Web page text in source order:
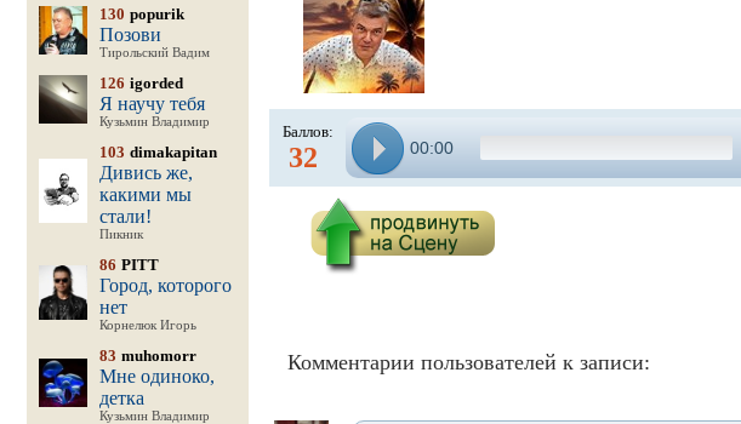
130 popurik
Позови
Тирольский Вадим
126 igorded
Я научу тебя
Кузьмин Владимир
103 dimakapitan
Дивись же,
какими мы
стали!
Пикник
86 PITT
Город, которого
нет
Корнелюк Игорь
83 muhomorr
Мне одиноко,
детка
Кузьмин Владимир
Баллов:
32 00:00
Комментарии пользователей к записи: